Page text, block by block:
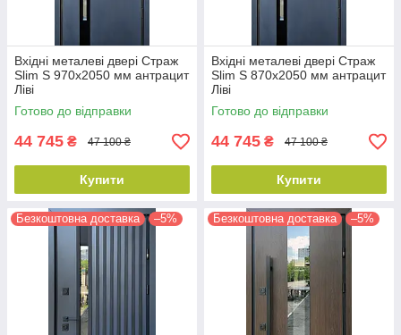
Вхідні металеві двері Страж
Slim S 970х2050 мм антрацит
Ліві
Готово до відправки
44 745 ₴ 47 100 ₴
Купити
Вхідні металеві двері Страж
Slim S 870х2050 мм антрацит
Ліві
Готово до відправки
44 745 ₴ 47 100 ₴
Купити
Безкоштовна доставка –5% Безкоштовна доставка –5%